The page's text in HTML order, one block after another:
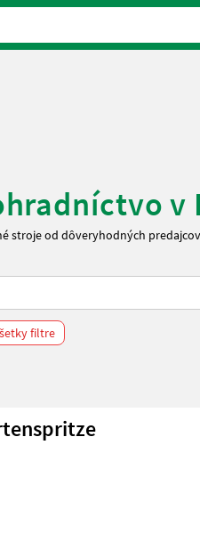
v
stroje od dôveryhodných
filtre